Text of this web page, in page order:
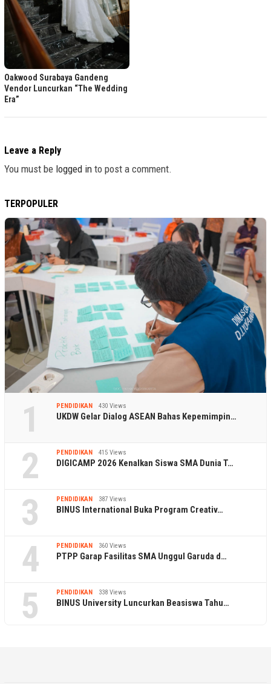
Oakwood Surabaya Gandeng
Vendor Luncurkan “The Wedding
Era”
Leave a Reply
You must be logged in to post a comment.
TERPOPULER
1 PENDIDIKAN 430 Views
UKDW Gelar Dialog ASEAN Bahas Kepemimpin…
2 PENDIDIKAN 415 Views
DIGICAMP 2026 Kenalkan Siswa SMA Dunia T…
3 PENDIDIKAN 387 Views
BINUS International Buka Program Creativ…
4 PENDIDIKAN 360 Views
PTPP Garap Fasilitas SMA Unggul Garuda d…
5 PENDIDIKAN 338 Views
BINUS University Luncurkan Beasiswa Tahu…